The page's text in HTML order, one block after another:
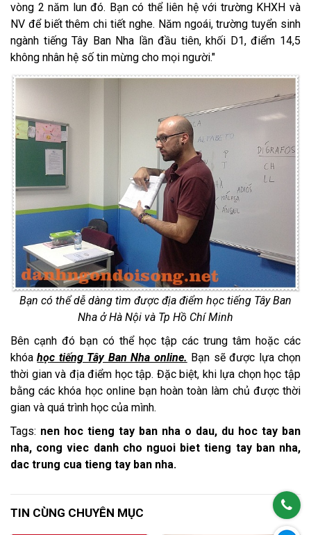
vòng 2 năm lun đó. Bạn có thể liên hệ với trường KHXH và
NV để biết thêm chi tiết nghe. Năm ngoái, trường tuyển sinh
ngành tiếng Tây Ban Nha lần đầu tiên, khối D1, điểm 14,5
không nhân hệ số tin mừng cho mọi người."
Bạn có thể dễ dàng tìm được địa điểm học tiếng Tây Ban
Nha ở Hà Nội và Tp Hồ Chí Minh
Bên cạnh đó bạn có thể học tập các trung tâm hoặc các
khóahọc tiếng Tây Ban Nha online. Bạn sẽ được lựa chọn
thời gian và địa điểm học tập. Đặc biệt, khi lựa chọn học tập
bằng các khóa học online bạn hoàn toàn làm chủ được thời
gian và quá trình học của mình.
Tags: nen hoc tieng tay ban nha o dau, du hoc tay ban
nha, cong viec danh cho nguoi biet tieng tay ban nha,
dac trung cua tieng tay ban nha.
TIN CÙNG CHUYÊN MỤC